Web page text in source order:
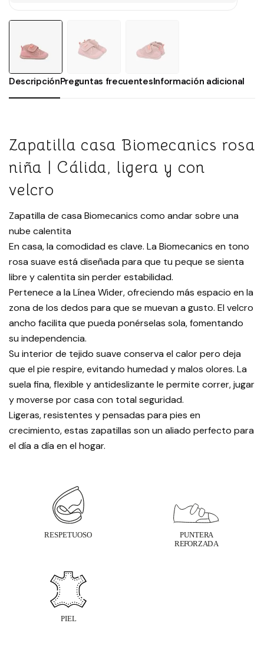
DescripciónPreguntas frecuentesInformación adicional
Zapatilla casa Biomecanics rosa
niña | Cálida, ligera y con
velcro
Zapatilla de casa Biomecanics como andar sobre una
nube calentita
En casa, la comodidad es clave. La Biomecanics en tono
rosa suave está diseñada para que tu peque se sienta
libre y calentita sin perder estabilidad.
Pertenece a la Línea Wider, ofreciendo más espacio en la
zona de los dedos para que se muevan a gusto. El velcro
ancho facilita que pueda ponérselas sola, fomentando
su independencia.
Su interior de tejido suave conserva el calor pero deja
que el pie respire, evitando humedad y malos olores. La
suela fina, flexible y antideslizante le permite correr, jugar
y moverse por casa con total seguridad.
Ligeras, resistentes y pensadas para pies en
crecimiento, estas zapatillas son un aliado perfecto para
el día a día en el hogar.